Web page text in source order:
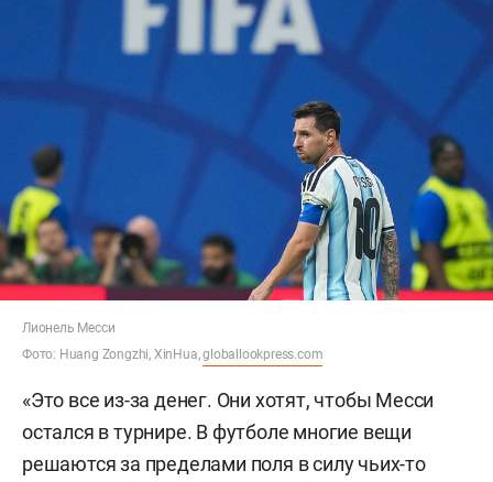
Лионель Месси
Фото: Huang Zongzhi, XinHua,globallookpress.com
«Это все из-за денег. Они хотят, чтобы Месси
остался в турнире. В футболе многие вещи
решаются за пределами поля в силу чьих-то